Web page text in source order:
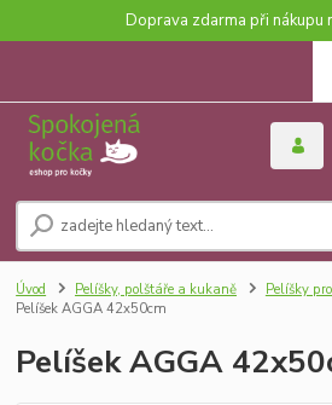
Doprava zdarma při nákupu
Úvod Pelíšky, polštáře a kukaně Pelíšky
Pelíšek AGGA 42x50cm
Pelíšek AGGA